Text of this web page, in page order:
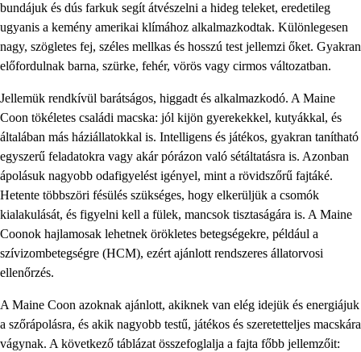
bundájuk és dús farkuk segít átvészelni a hideg teleket, eredetileg
ugyanis a kemény amerikai klímához alkalmazkodtak. Különlegesen
nagy, szögletes fej, széles mellkas és hosszú test jellemzi őket. Gyakran
előfordulnak barna, szürke, fehér, vörös vagy cirmos változatban.
Jellemük rendkívül barátságos, higgadt és alkalmazkodó. A Maine
Coon tökéletes családi macska: jól kijön gyerekekkel, kutyákkal, és
általában más háziállatokkal is. Intelligens és játékos, gyakran tanítható
egyszerű feladatokra vagy akár pórázon való sétáltatásra is. Azonban
ápolásuk nagyobb odafigyelést igényel, mint a rövidszőrű fajtáké.
Hetente többszöri fésülés szükséges, hogy elkerüljük a csomók
kialakulását, és figyelni kell a fülek, mancsok tisztaságára is. A Maine
Coonok hajlamosak lehetnek örökletes betegségekre, például a
szívizombetegségre (HCM), ezért ajánlott rendszeres állatorvosi
ellenőrzés.
A Maine Coon azoknak ajánlott, akiknek van elég idejük és energiájuk
a szőrápolásra, és akik nagyobb testű, játékos és szeretetteljes macskára
vágynak. A következő táblázat összefoglalja a fajta főbb jellemzőit: